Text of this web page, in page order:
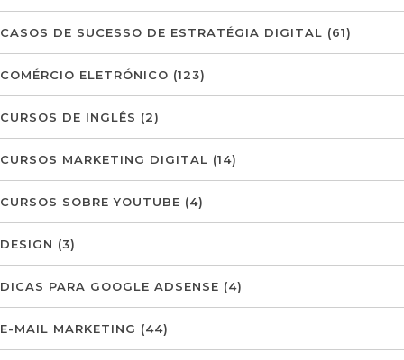
CASOS DE SUCESSO DE ESTRATÉGIA DIGITAL (61)
COMÉRCIO ELETRÓNICO (123)
CURSOS DE INGLÊS (2)
CURSOS MARKETING DIGITAL (14)
CURSOS SOBRE YOUTUBE (4)
DESIGN (3)
DICAS PARA GOOGLE ADSENSE (4)
E-MAIL MARKETING (44)